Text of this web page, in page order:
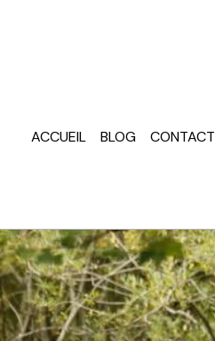
ACCUEIL BLOG CONTACT